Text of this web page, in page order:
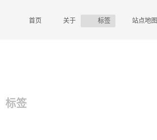
首页 关于 标签 站点地图
标签